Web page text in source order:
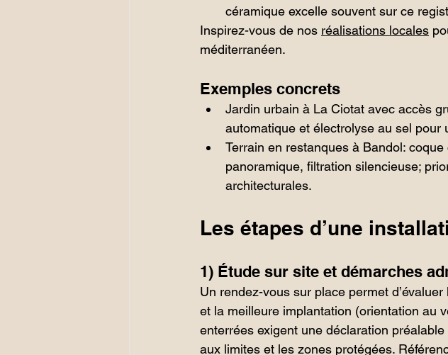
céramique excelle souvent sur ce
Inspirez-vous de nos réalisations locales
méditerranéen.
Exemples concrets
Jardin urbain à La Ciotat avec accès
automatique et électrolyse au sel pour
Terrain en restanques à Bandol:
panoramique, filtration silencieuse;
architecturales.
Les étapes d’une
1) Étude sur site et démarches
Un rendez-vous sur place permet
et la meilleure implantation (orientation au
enterrées exigent une déclaration
aux limites et les zones protégées.